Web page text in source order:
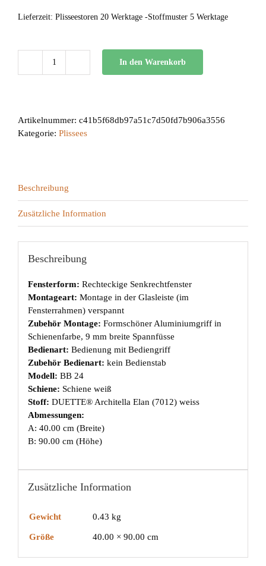
Lieferzeit: Plisseestoren 20 Werktage -Stoffmuster 5 Werktage
BB
In den Warenkorb
Artikelnummer: c41b5f68db97a51c7d50fd7b906a3556
Kategorie: Plissees
Beschreibung
Zusätzliche Information
Beschreibung
Fensterform: Rechteckige Senkrechtfenster
Montageart: Montage in der Glasleiste (im
Fensterrahmen) verspannt
Zubehör Montage: Formschöner Aluminiumgriff in
Schienenfarbe, 9 mm breite Spannfüsse
Bedienart: Bedienung mit Bediengriff
Zubehör Bedienart: kein Bedienstab
Modell: BB 24
Schiene: Schiene weiß
Stoff: DUETTE® Architella Elan (7012) weiss
Abmessungen:
A: 40.00 cm (Breite)
B: 90.00 cm (Höhe)
Zusätzliche Information
Gewicht 0.43 kg
Größe 40.00 × 90.00 cm